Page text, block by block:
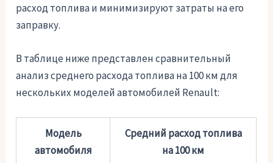
расход топлива и минимизируют затраты на его
заправку.
В таблице ниже представлен сравнительный
анализ среднего расхода топлива на 100 км для
нескольких моделей автомобилей Renault:
Модель
автомобиля
Средний расход топлива
на 100 км